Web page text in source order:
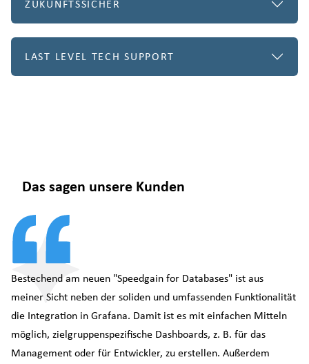
ZUKUNFTSSICHER
LAST LEVEL TECH SUPPORT
Das sagen unsere Kunden
Bestechend am neuen "Speedgain for Databases" ist aus
meiner Sicht neben der soliden und umfassenden Funktionalität
die Integration in Grafana. Damit ist es mit einfachen Mitteln
möglich, zielgruppenspezifische Dashboards, z. B. für das
Management oder für Entwickler, zu erstellen. Außerdem